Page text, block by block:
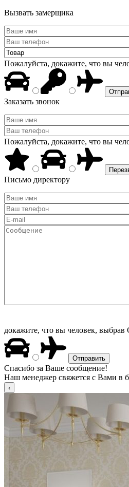
Вызвать замерщика
Пожалуйста, докажите, что вы
Заказать звонок
Пожалуйста, докажите, что вы
Письмо директору
докажите, что вы человек, выбрав
Спасибо за Ваше сообщение!
Наш менеджер свяжется с Вами в